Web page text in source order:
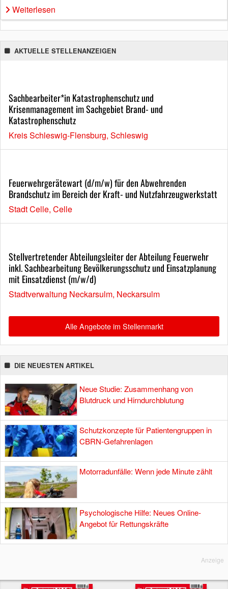
Weiterlesen
AKTUELLE STELLENANZEIGEN
Sachbearbeiter*in Katastrophenschutz und
Krisenmanagement im Sachgebiet Brand- und
Katastrophenschutz
Kreis Schleswig-Flensburg, Schleswig
Feuerwehrgerätewart (d/m/w) für den Abwehrenden
Brandschutz im Bereich der Kraft- und Nutzfahrzeugwerkstatt
Stadt Celle, Celle
Stellvertretender Abteilungsleiter der Abteilung Feuerwehr
inkl. Sachbearbeitung Bevölkerungsschutz und Einsatzplanung
mit Einsatzdienst (m/w/d)
Stadtverwaltung Neckarsulm, Neckarsulm
Alle Angebote im Stellenmarkt
DIE NEUESTEN ARTIKEL
Neue Studie: Zusammenhang von
Blutdruck und Hirndurchblutung
Schutzkonzepte für Patientengruppen in
CBRN-Gefahrenlagen
Motorradunfälle: Wenn jede Minute zählt
Psychologische Hilfe: Neues Online-
Angebot für Rettungskräfte
Anzeige